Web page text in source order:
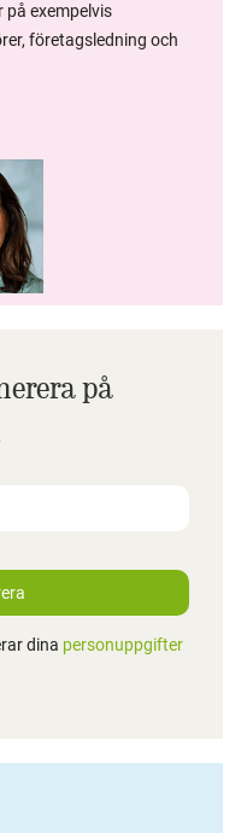
exempelvis
företagsledning och
på
dina personuppgifter